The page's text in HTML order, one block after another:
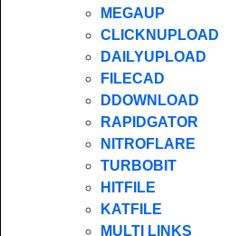
MEGAUP
CLICKNUPLOAD
DAILYUPLOAD
FILECAD
DDOWNLOAD
RAPIDGATOR
NITROFLARE
TURBOBIT
HITFILE
KATFILE
MULTI LINKS